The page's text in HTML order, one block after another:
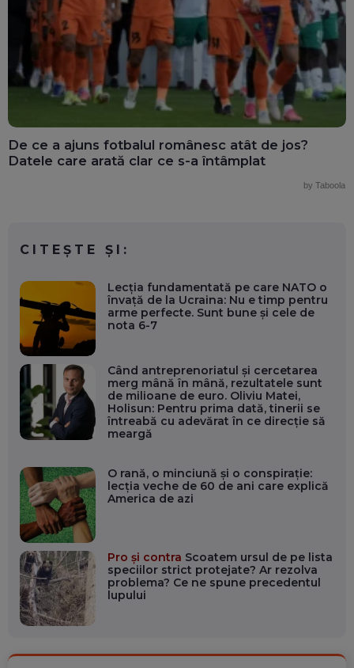
De ce a ajuns fotbalul românesc atât de jos?
Datele care arată clar ce s-a întâmplat
by Taboola
CITEȘTE ȘI:
Lecția fundamentată pe care NATO o
învață de la Ucraina: Nu e timp pentru
arme perfecte. Sunt bune și cele de
nota 6-7
Când antreprenoriatul și cercetarea
merg mână în mână, rezultatele sunt
de milioane de euro. Oliviu Matei,
Holisun: Pentru prima dată, tinerii se
întreabă cu adevărat în ce direcție să
meargă
O rană, o minciună și o conspirație:
lecția veche de 60 de ani care explică
America de azi
Pro și contra Scoatem ursul de pe lista
speciilor strict protejate? Ar rezolva
problema? Ce ne spune precedentul
lupului